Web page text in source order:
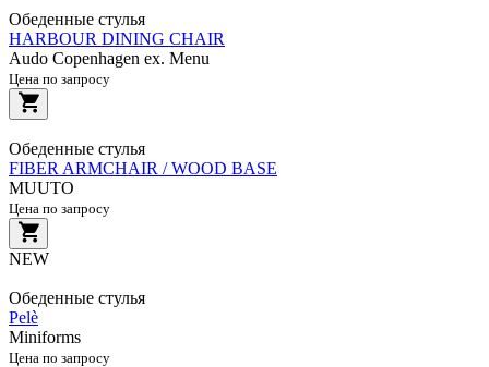
Обеденные стулья
HARBOUR DINING CHAIR
Audo Copenhagen ex. Menu
Цена по запросу
Обеденные стулья
FIBER ARMCHAIR / WOOD BASE
MUUTO
Цена по запросу
NEW
Обеденные стулья
Pelè
Miniforms
Цена по запросу